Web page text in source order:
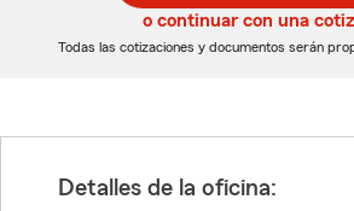
5
dígitos
5
dígitos
o continuar con una
Todas las cotizaciones y documentos serán
Detalles de la oficina: